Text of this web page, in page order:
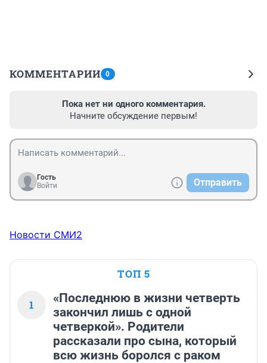
КОММЕНТАРИИ 0
Пока нет ни одного комментария.
Начните обсуждение первым!
Гость
Войти
Отправить
Новости СМИ2
ТОП 5
1
«Последнюю в жизни четверть
закончил лишь с одной
четверкой». Родители
рассказали про сына, который
всю жизнь боролся с раком